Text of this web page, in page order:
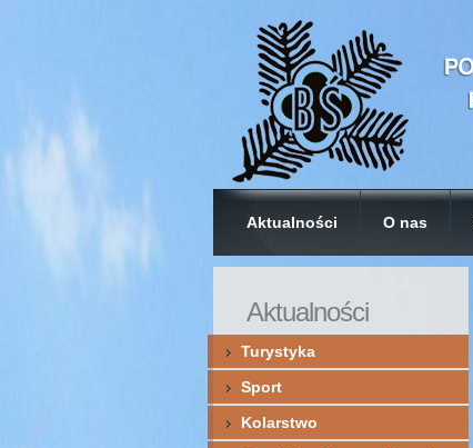
Aktualności O nas
Aktualności
Turystyka
Sport
Kolarstwo